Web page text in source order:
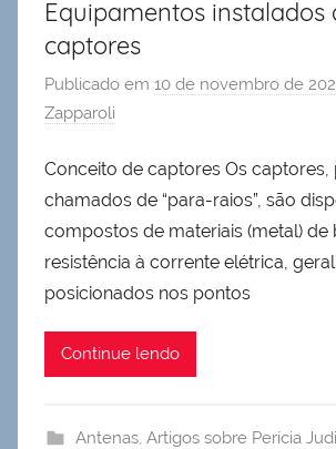
Equipamentos instalados
captores
Publicado em 10 de novembro de
Zapparoli
Conceito de captores Os
chamados de “para-raios”, são
compostos de materiais (metal) de
resistência à corrente elétrica,
posicionados nos pontos
Continue lendo
Antenas, Artigos sobre Perícia